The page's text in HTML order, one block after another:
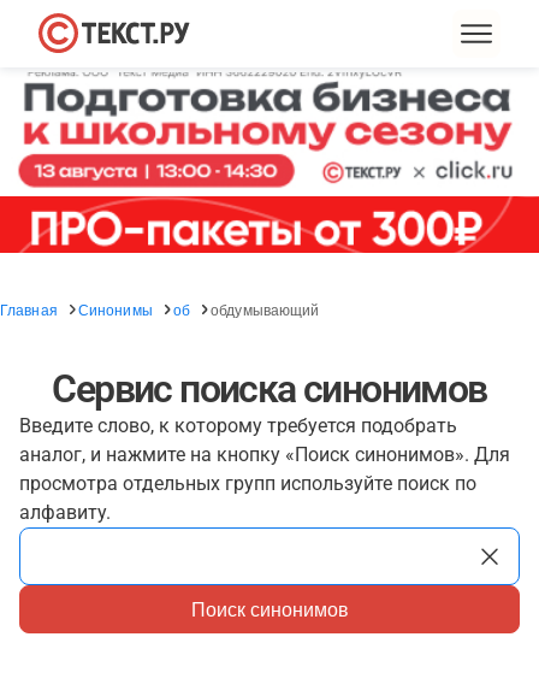
Главная Синонимы об обдумывающий
Сервис поиска синонимов
Введите слово, к которому требуется подобрать
аналог, и нажмите на кнопку «Поиск синонимов». Для
просмотра отдельных групп используйте поиск по
алфавиту.
Поиск синонимов